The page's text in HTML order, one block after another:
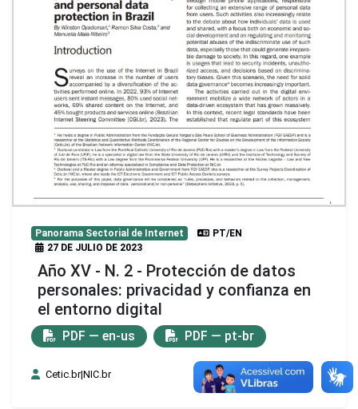
Panorama Sectorial de Internet
PT/EN
27 DE JULIO DE 2023
Año XV - N. 2 - Protección de datos
personales: privacidad y confianza en
el entorno digital
PDF — en-us PDF — pt-br
Cetic.br|NIC.br